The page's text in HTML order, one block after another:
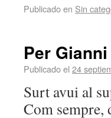
Publicado en Sin
Per
Publicado el 24
Surt avui al
Com sempre,